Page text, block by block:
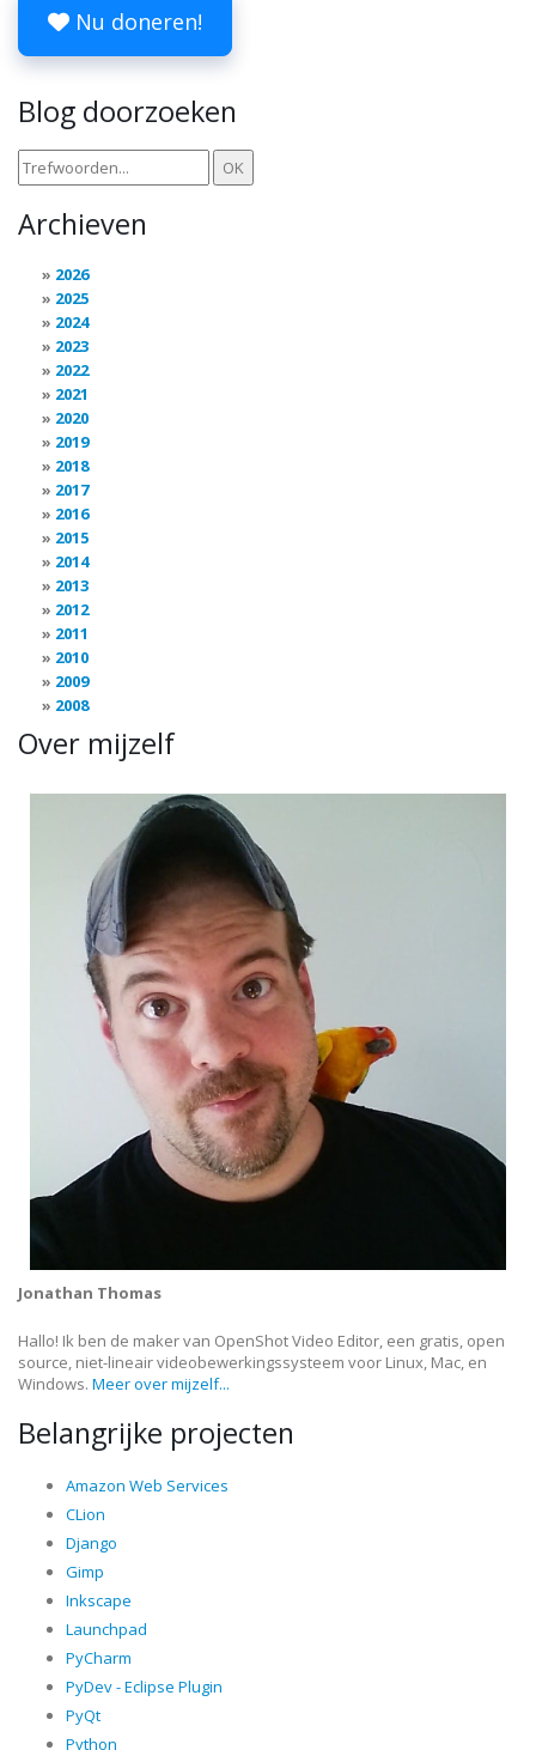
Nu doneren!
Blog doorzoeken
Archieven
2026
2025
2024
2023
2022
2021
2020
2019
2018
2017
2016
2015
2014
2013
2012
2011
2010
2009
2008
Over mijzelf
Jonathan Thomas
Hallo! Ik ben de maker van OpenShot Video Editor, een gratis, open
source, niet-lineair videobewerkingssysteem voor Linux, Mac, en
Windows. Meer over mijzelf...
Belangrijke projecten
Amazon Web Services
CLion
Django
Gimp
Inkscape
Launchpad
PyCharm
PyDev - Eclipse Plugin
PyQt
Python